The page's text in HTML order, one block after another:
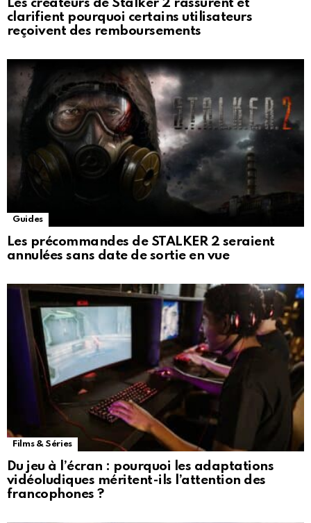
Les créateurs de Stalker 2 rassurent et
clarifient pourquoi certains utilisateurs
reçoivent des remboursements
Guides
Les précommandes de STALKER 2 seraient
annulées sans date de sortie en vue
Films & Séries
Du jeu à l’écran : pourquoi les adaptations
vidéoludiques méritent-ils l’attention des
francophones ?